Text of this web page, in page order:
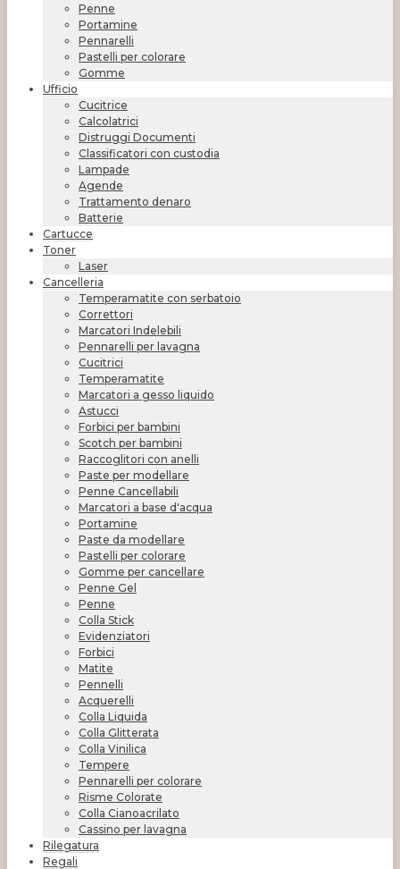
Penne
Portamine
Pennarelli
Pastelli per colorare
Gomme
Ufficio
Cucitrice
Calcolatrici
Distruggi Documenti
Classificatori con custodia
Lampade
Agende
Trattamento denaro
Batterie
Cartucce
Toner
Laser
Cancelleria
Temperamatite con serbatoio
Correttori
Marcatori Indelebili
Pennarelli per lavagna
Cucitrici
Temperamatite
Marcatori a gesso liquido
Astucci
Forbici per bambini
Scotch per bambini
Raccoglitori con anelli
Paste per modellare
Penne Cancellabili
Marcatori a base d'acqua
Portamine
Paste da modellare
Pastelli per colorare
Gomme per cancellare
Penne Gel
Penne
Colla Stick
Evidenziatori
Forbici
Matite
Pennelli
Acquerelli
Colla Liquida
Colla Glitterata
Colla Vinilica
Tempere
Pennarelli per colorare
Risme Colorate
Colla Cianoacrilato
Cassino per lavagna
Rilegatura
Regali